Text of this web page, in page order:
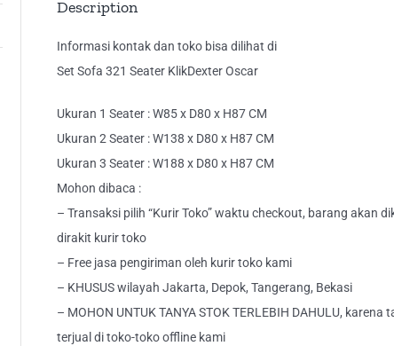
Description
Informasi kontak dan toko bisa dilihat di
Set Sofa 321 Seater KlikDexter Oscar
Ukuran 1 Seater : W85 x D80 x H87 CM
Ukuran 2 Seater : W138 x D80 x H87 CM
Ukuran 3 Seater : W188 x D80 x H87 CM
Mohon dibaca :
– Transaksi pilih “Kurir Toko” waktu checkout, barang akan
dirakit kurir toko
– Free jasa pengiriman oleh kurir toko kami
– KHUSUS wilayah Jakarta, Depok, Tangerang, Bekasi
– MOHON UNTUK TANYA STOK TERLEBIH DAHULU, karena
terjual di toko-toko offline kami